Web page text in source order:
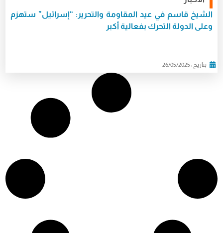
بتاريخ : 26/05/2025